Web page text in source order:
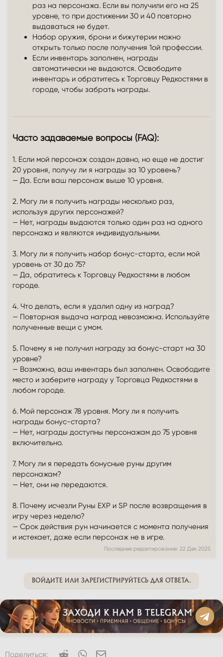
раз на персонажа. Если вы получили его на 25
уровне, то при достижении 30 и 40 повторно
выдаваться не будет.
Набор оружия, брони и бижутерии можно
открыть только после получения 1ой профессии.
Если инвентарь заполнен, награды
автоматически не выдаются. Освободите
инвентарь и обратитесь к Торговцу Редкостями в
городе, чтобы забрать награды.
Часто задаваемые вопросы (FAQ):
1. Если мой персонаж создан давно, но еще не достиг
20 уровня, получу ли я награды за 10 уровень?
— Да. Если ваш персонаж выше 10 уровня.
2. Могу ли я получить награды несколько раз,
используя других персонажей?
— Нет, награды выдаются только один раз на одного
персонажа и являются индивидуальными.
3. Могу ли я получить набор бонус-старта, если мой
уровень от 30 до 75?
— Да, обратитесь к Торговцу Редкостями в любом
городе.
4. Что делать, если я удалил одну из наград?
— Повторная выдача наград невозможна. Используйте
полученные вещи с умом.
5. Почему я не получил награду за бонус-старт на 30
уровне?
— Возможно, ваш инвентарь был заполнен. Освободите
место и заберите награду у Торговца Редкостями в
любом городе.
6. Мой персонаж 78 уровня. Могу ли я получить
награды бонус-старта?
— Нет, награды доступны персонажам до 75 уровня
включительно.
7. Могу ли я передать бонусные руны другим
персонажам?
— Нет, они не передаются.
8. Почему исчезли Руны EXP и SP после возвращения в
игру через неделю?
— Срок действия рун начинается с момента получения
и истекает, даже если персонаж не в игре.
Последнее редактирование: 22 Дек 2025
ВОЙДИТЕ ИЛИ ЗАРЕГИСТРИРУЙТЕСЬ ДЛЯ ОТВЕТА.
Поделиться: Reddit WhatsApp